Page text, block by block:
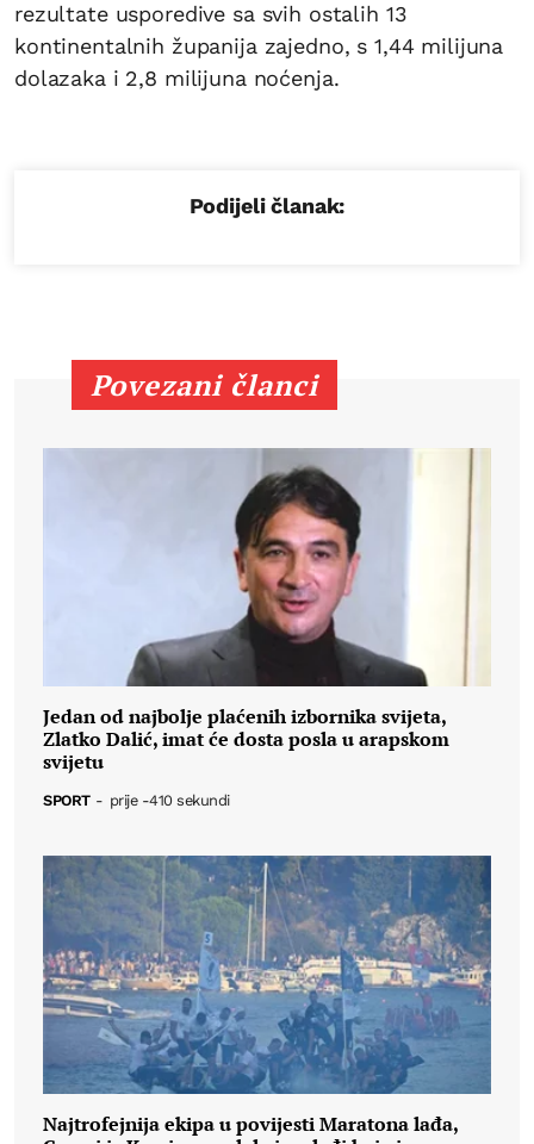
rezultate usporedive sa svih ostalih 13
kontinentalnih županija zajedno, s 1,44 milijuna
dolazaka i 2,8 milijuna noćenja.
Podijeli članak:
Povezani članci
Jedan od najbolje plaćenih izbornika svijeta,
Zlatko Dalić, imat će dosta posla u arapskom
svijetu
SPORT - prije -410 sekundi
Najtrofejnija ekipa u povijesti Maratona lađa,